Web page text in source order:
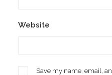
Website
Save my name, email,